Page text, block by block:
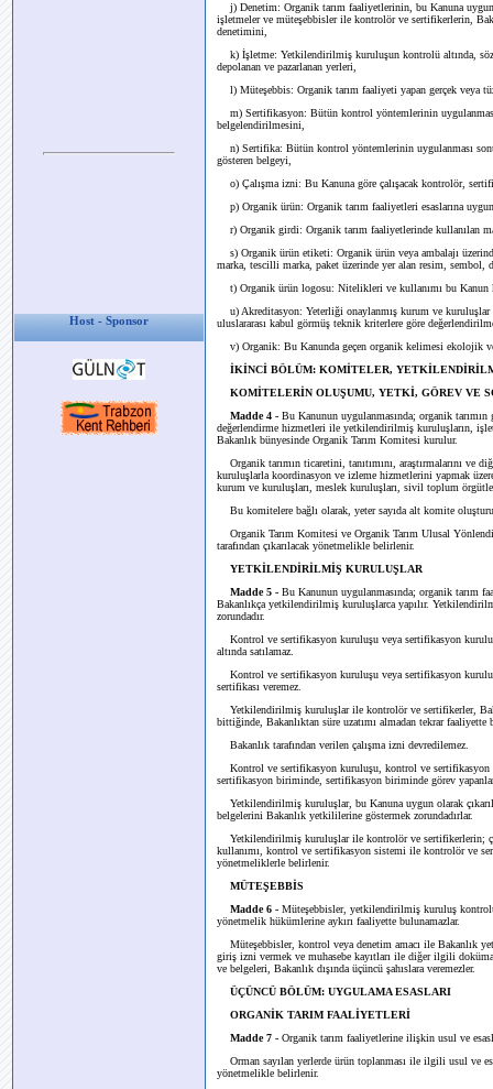
Host - Sponsor
j) Denetim: Organik tarım faaliyetlerinin, bu Kanuna uygun
işletmeler ve müteşebbisler ile kontrolör ve sertifikerlerin,
denetimini,
k) İşletme: Yetkilendirilmiş kuruluşun kontrolü altında,
depolanan ve pazarlanan yerleri,
l) Müteşebbis: Organik tarım faaliyeti yapan gerçek veya
m) Sertifikasyon: Bütün kontrol yöntemlerinin
belgelendirilmesini,
n) Sertifika: Bütün kontrol yöntemlerinin uygulanması
gösteren belgeyi,
o) Çalışma izni: Bu Kanuna göre çalışacak kontrolör,
p) Organik ürün: Organik tarım faaliyetleri esaslarına
r) Organik girdi: Organik tarım faaliyetlerinde kullanılan
s) Organik ürün etiketi: Organik ürün veya ambalajı
marka, tescilli marka, paket üzerinde yer alan resim, sembol,
t) Organik ürün logosu: Nitelikleri ve kullanımı bu Kanun
u) Akreditasyon: Yeterliği onaylanmış kurum ve kuruluşlar
uluslararası kabul görmüş teknik kriterlere göre
v) Organik: Bu Kanunda geçen organik kelimesi ekolojik
İKİNCİ BÖLÜM: KOMİTELER,
KOMİTELERİN OLUŞUMU, YETKİ, GÖREV VE
Madde 4 - Bu Kanunun uygulanmasında; organik
değerlendirme hizmetleri ile yetkilendirilmiş kuruluşların,
Bakanlık bünyesinde Organik Tarım Komitesi kurulur.
Organik tarımın ticaretini, tanıtımını, araştırmalarını ve
kuruluşlarla koordinasyon ve izleme hizmetlerini yapmak
kurum ve kuruluşları, meslek kuruluşları, sivil toplum
Bu komitelere bağlı olarak, yeter sayıda alt komite
Organik Tarım Komitesi ve Organik Tarım Ulusal
tarafından çıkarılacak yönetmelikle belirlenir.
YETKİLENDİRİLMİŞ KURULUŞLAR
Madde 5 - Bu Kanunun uygulanmasında; organik tarım
Bakanlıkça yetkilendirilmiş kuruluşlarca yapılır.
zorundadır.
Kontrol ve sertifikasyon kuruluşu veya sertifikasyon
altında satılamaz.
Kontrol ve sertifikasyon kuruluşu veya sertifikasyon
sertifikası veremez.
Yetkilendirilmiş kuruluşlar ile kontrolör ve sertifikerler,
bittiğinde, Bakanlıktan süre uzatımı almadan tekrar faaliyette
Bakanlık tarafından verilen çalışma izni devredilemez.
Kontrol ve sertifikasyon kuruluşu, kontrol ve sertifikasyon
sertifikasyon biriminde, sertifikasyon biriminde görev
Yetkilendirilmiş kuruluşlar, bu Kanuna uygun olarak
belgelerini Bakanlık yetkililerine göstermek zorundadırlar.
Yetkilendirilmiş kuruluşlar ile kontrolör ve sertifikerlerin;
kullanımı, kontrol ve sertifikasyon sistemi ile kontrolör ve
yönetmeliklerle belirlenir.
MÜTEŞEBBİS
Madde 6 - Müteşebbisler, yetkilendirilmiş kuruluş
yönetmelik hükümlerine aykırı faaliyette bulunamazlar.
Müteşebbisler, kontrol veya denetim amacı ile Bakanlık
giriş izni vermek ve muhasebe kayıtları ile diğer ilgili
ve belgeleri, Bakanlık dışında üçüncü şahıslara veremezler.
ÜÇÜNCÜ BÖLÜM: UYGULAMA ESASLARI
ORGANİK TARIM FAALİYETLERİ
Madde 7 - Organik tarım faaliyetlerine ilişkin usul ve
Orman sayılan yerlerde ürün toplanması ile ilgili usul ve
yönetmelikle belirlenir.